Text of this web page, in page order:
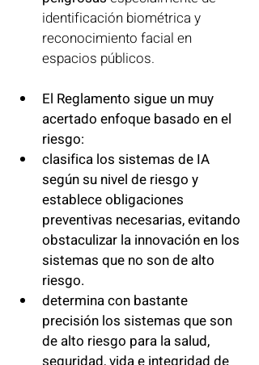
identificación biométrica y
reconocimiento facial en
espacios públicos.
El Reglamento sigue un muy
acertado enfoque basado en el
riesgo:
clasifica los sistemas de IA
según su nivel de riesgo y
establece obligaciones
preventivas necesarias, evitando
obstaculizar la innovación en los
sistemas que no son de alto
riesgo.
determina con bastante
precisión los sistemas que son
de alto riesgo para la salud,